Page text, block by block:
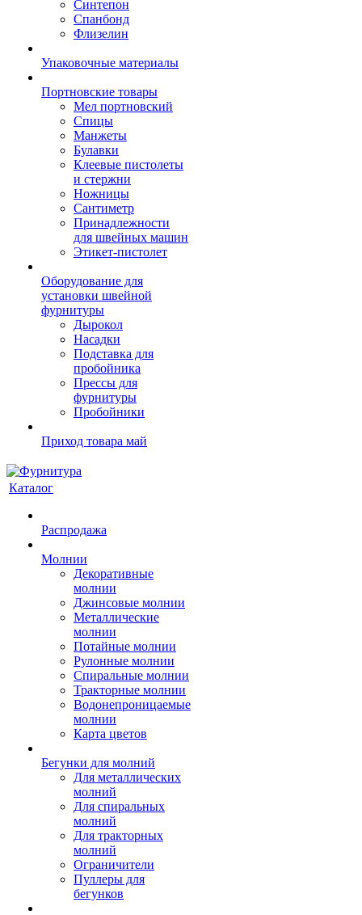
Синтепон
Спанбонд
Флизелин
Упаковочные материалы
Портновские товары
Мел портновский
Спицы
Манжеты
Булавки
Клеевые пистолеты
и стержни
Ножницы
Сантиметр
Принадлежности
для швейных машин
Этикет-пистолет
Оборудование для
установки швейной
фурнитуры
Дырокол
Насадки
Подставка для
пробойника
Прессы для
фурнитуры
Пробойники
Приход товара май
Каталог
Распродажа
Молнии
Декоративные
молнии
Джинсовые молнии
Металлические
молнии
Потайные молнии
Рулонные молнии
Спиральные молнии
Тракторные молнии
Водонепроницаемые
молнии
Карта цветов
Бегунки для молний
Для металлических
молний
Для спиральных
молний
Для тракторных
молний
Ограничители
Пуллеры для
бегунков